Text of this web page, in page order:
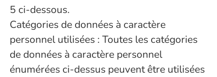
5 ci-dessous.
Catégories de données à caractère
personnel utilisées : Toutes les catégories
de données à caractère personnel
énumérées ci-dessus peuvent être utilisées